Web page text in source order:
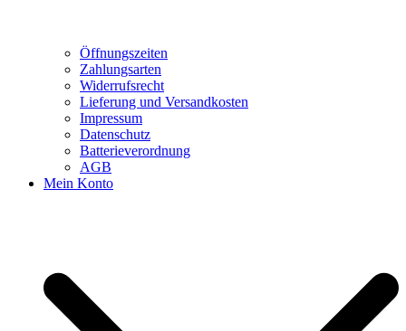
Öffnungszeiten
Zahlungsarten
Widerrufsrecht
Lieferung und Versandkosten
Impressum
Datenschutz
Batterieverordnung
AGB
Mein Konto